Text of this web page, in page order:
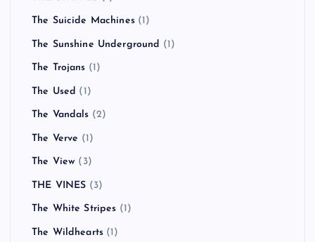
The Suicide Machines(1)
The Sunshine Underground (1)
The Trojans (1)
The Used (1)
The Vandals (2)
The Verve (1)
The View (3)
THE VINES (3)
The White Stripes (1)
The Wildhearts (1)